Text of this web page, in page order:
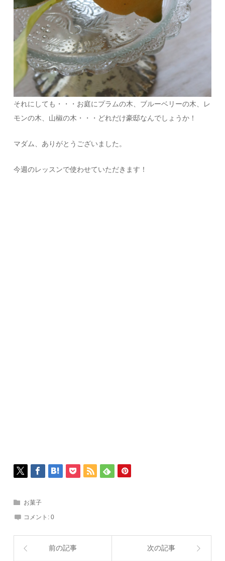
それにしても・・・お庭にプラムの木、ブルーベリーの木、レ
モンの木、山椒の木・・・どれだけ豪邸なんでしょうか！
マダム、ありがとうございました。
今週のレッスンで使わせていただきます！
お菓子
コメント:0
前の記事 次の記事